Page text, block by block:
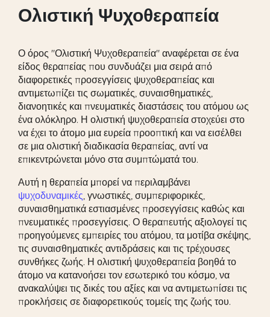
Ολιστική Ψυχοθεραπεία
Ο όρος "Ολιστική Ψυχοθεραπεία" αναφέρεται σε ένα
είδος θεραπείας που συνδυάζει μια σειρά από
διαφορετικές προσεγγίσεις ψυχοθεραπείας και
αντιμετωπίζει τις σωματικές, συναισθηματικές,
διανοητικές και πνευματικές διαστάσεις του ατόμου ως
ένα ολόκληρο. Η ολιστική ψυχοθεραπεία στοχεύει στο
να έχει το άτομο μια ευρεία προοπτική και να εισέλθει
σε μια ολιστική διαδικασία θεραπείας, αντί να
επικεντρώνεται μόνο στα συμπτώματά του.
Αυτή η θεραπεία μπορεί να περιλαμβάνει
ψυχοδυναμικές , γνωστικές, συμπεριφορικές,
συναισθηματικά εστιασμένες προσεγγίσεις καθώς και
πνευματικές προσεγγίσεις. Ο θεραπευτής αξιολογεί τις
προηγούμενες εμπειρίες του ατόμου, τα μοτίβα σκέψης,
τις συναισθηματικές αντιδράσεις και τις τρέχουσες
συνθήκες ζωής. Η ολιστική ψυχοθεραπεία βοηθά το
άτομο να κατανοήσει τον εσωτερικό του κόσμο, να
ανακαλύψει τις δικές του αξίες και να αντιμετωπίσει τις
προκλήσεις σε διαφορετικούς τομείς της ζωής του.